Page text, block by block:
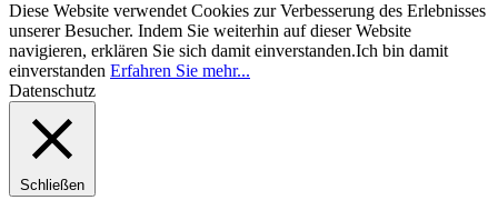
Diese Website verwendet Cookies zur Verbesserung des Erlebnisses
unserer Besucher. Indem Sie weiterhin auf dieser Website
navigieren, erklären Sie sich damit einverstanden.Ich bin damit
einverstanden Erfahren Sie mehr...
Datenschutz
Schließen